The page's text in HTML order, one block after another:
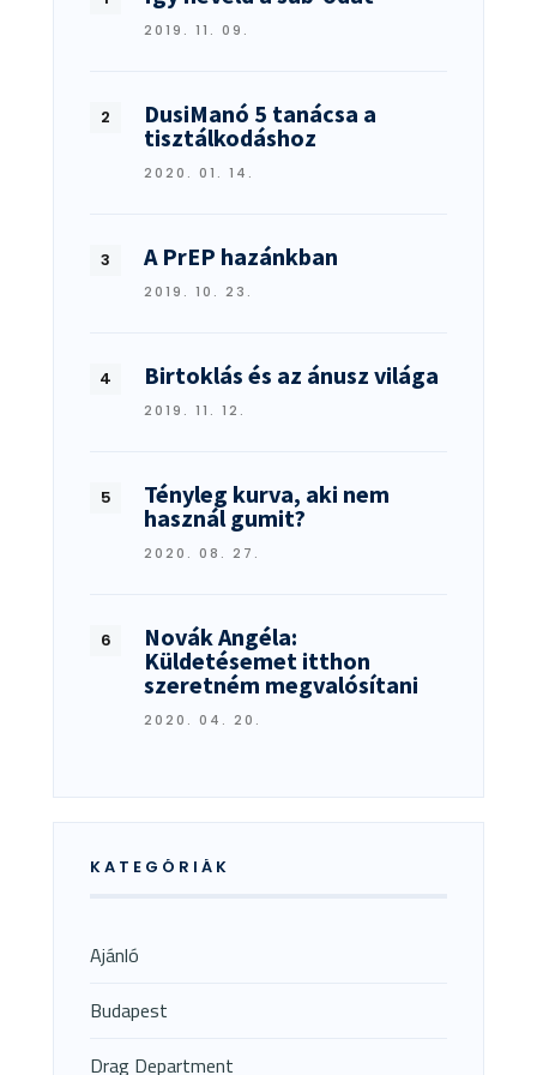
2019. 11. 09.
DusiManó 5 tanácsa a
tisztálkodáshoz
2020. 01. 14.
A PrEP hazánkban
2019. 10. 23.
Birtoklás és az ánusz világa
2019. 11. 12.
Tényleg kurva, aki nem
használ gumit?
2020. 08. 27.
Novák Angéla:
Küldetésemet itthon
szeretném megvalósítani
2020. 04. 20.
KATEGÓRIÁK
Ajánló
Budapest
Drag Department